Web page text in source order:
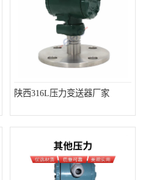
陕西316L压力变送器厂家